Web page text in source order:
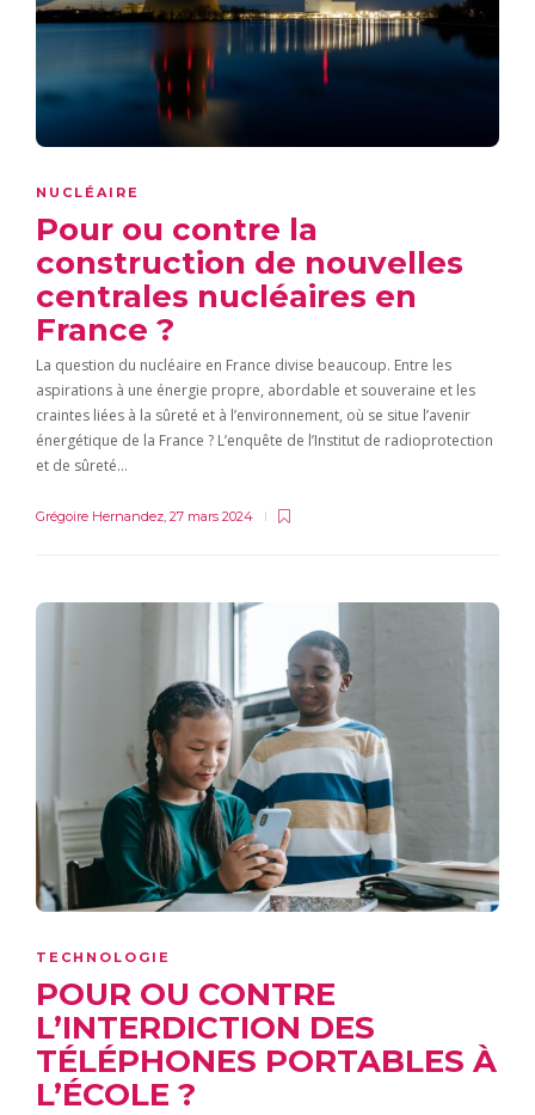
NUCLÉAIRE
Pour ou contre la
construction de nouvelles
centrales nucléaires en
France ?
La question du nucléaire en France divise beaucoup. Entre les
aspirations à une énergie propre, abordable et souveraine et les
craintes liées à la sûreté et à l’environnement, où se situe l’avenir
énergétique de la France ? L’enquête de l’Institut de radioprotection
et de sûreté…
Grégoire Hernandez 27 mars 2024
TECHNOLOGIE
POUR OU CONTRE
L’INTERDICTION DES
TÉLÉPHONES PORTABLES À
L’ÉCOLE ?